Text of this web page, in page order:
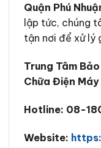
Quận Phú
lập tức, chúng
tận nơi để xử lý
Trung Tâm
Chữa Điện Máy
Hotline: 08-
Website: